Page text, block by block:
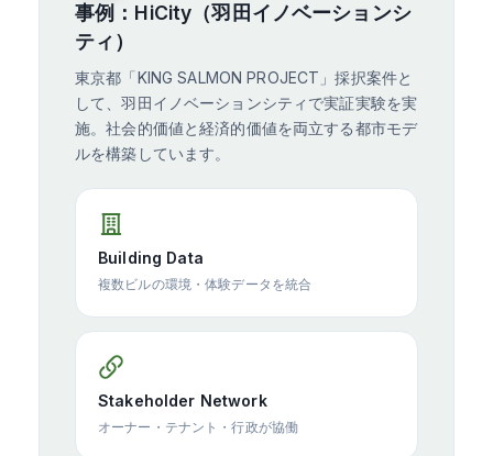
事例：HiCity（羽田イノベーションシ
ティ）
東京都「KING SALMON PROJECT」採択案件と
して、羽田イノベーションシティで実証実験を実
施。社会的価値と経済的価値を両立する都市モデ
ルを構築しています。
Building Data
複数ビルの環境・体験データを統合
Stakeholder Network
オーナー・テナント・行政が協働